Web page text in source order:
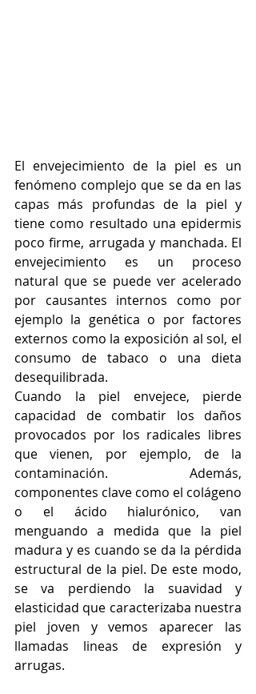
El envejecimiento de la piel es un
fenómeno complejo que se da en las
capas más profundas de la piel y
tiene como resultado una epidermis
poco firme, arrugada y manchada. El
envejecimiento es un proceso
natural que se puede ver acelerado
por causantes internos como por
ejemplo la genética o por factores
externos como la exposición al sol, el
consumo de tabaco o una dieta
desequilibrada.
Cuando la piel envejece, pierde
capacidad de combatir los daños
provocados por los radicales libres
que vienen, por ejemplo, de la
contaminación. Además,
componentes clave como el colágeno
o el ácido hialurónico, van
menguando a medida que la piel
madura y es cuando se da la pérdida
estructural de la piel. De este modo,
se va perdiendo la suavidad y
elasticidad que caracterizaba nuestra
piel joven y vemos aparecer las
llamadas lineas de expresión y
arrugas.